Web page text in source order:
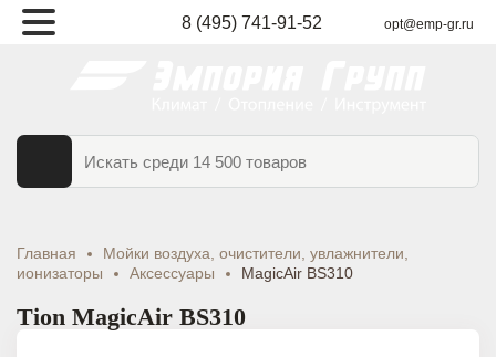
Главная
Мойки воздуха, очистители, увлажнители,
ионизаторы
Аксессуары MagicAir BS310
Tion MagicAir BS310
8 (495) 741-91-52 opt@emp-gr.ru